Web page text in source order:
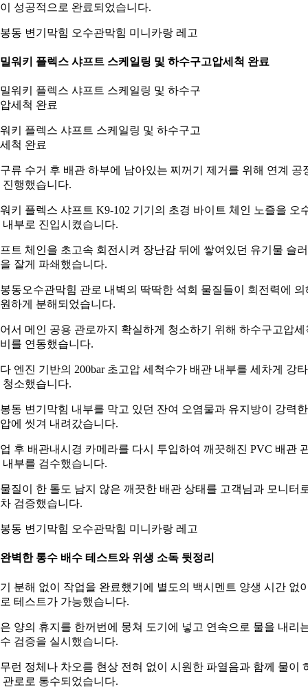
성공적으로 완료되었습니다.
동 변기막힘 오수관막힘 미니카랑 레고
워키 플렉스 샤프트 스케일링 및 하수구고압세척 완료
키 플렉스 샤프트 스케일링 및 하수구고
척 완료
류 수거 후 배관 하부에 남아있는 찌꺼기 제거를 위해 연계 공
진행했습니다.
키 플렉스 샤프트 K9-102 기기의 초경 바이트 체인 노즐을 오
내부로 진입시켰습니다.
트 체인을 초고속 회전시켜 장난감 뒤에 쌓여있던 유기물 슬
잘게 파쇄했습니다.
동오수관막힘 관로 내벽의 딱딱한 석회 물질들이 회전력에 의
하게 분해되었습니다.
서 메인 공용 관로까지 확실하게 청소하기 위해 하수구고압세
를 연동했습니다.
엔진 기반의 200bar 초고압 세척수가 배관 내부를 세차게 강
청소했습니다.
동 변기막힘 내부를 막고 있던 잔여 오염물과 유지방이 강력한
에 씻겨 내려갔습니다.
후 배관내시경 카메라를 다시 투입하여 깨끗해진 PVC 배관
내부를 검수했습니다.
질이 한 톨도 남지 않은 깨끗한 배관 상태를 고객님과 모니터
검증했습니다.
동 변기막힘 오수관막힘 미니카랑 레고
벽한 통수 배수 테스트와 위생 소독 뒷정리
분해 없이 작업을 완료했기에 별도의 백시멘트 양생 시간 없
테스트가 가능했습니다.
양의 휴지를 한꺼번에 뭉쳐 도기에 넣고 연속으로 물을 내리
검증을 실시했습니다.
런 정체나 차오름 현상 전혀 없이 시원한 파열음과 함께 물이
관로로 통수되었습니다.